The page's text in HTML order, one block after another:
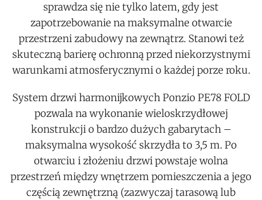
sprawdza się nie tylko latem, gdy jest
zapotrzebowanie na maksymalne otwarcie
przestrzeni zabudowy na zewnątrz. Stanowi też
skuteczną barierę ochronną przed niekorzystnymi
warunkami atmosferycznymi o każdej porze roku.
System drzwi harmonijkowych Ponzio PE78 FOLD
pozwala na wykonanie wieloskrzydłowej
konstrukcji o bardzo dużych gabarytach –
maksymalna wysokość skrzydła to 3,5 m. Po
otwarciu i złożeniu drzwi powstaje wolna
przestrzeń między wnętrzem pomieszczenia a jego
częścią zewnętrzną (zazwyczaj tarasową lub